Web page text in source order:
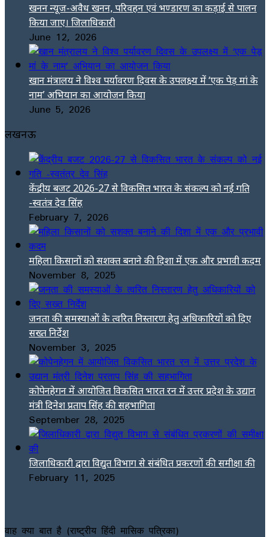
खनन न्यूज-अवैध खनन, परिवहन एवं भण्डारण का कड़ाई से पालन
किया जाए। जिलाधिकारी
June 12, 2026
खान मंत्रालय ने विश्व पर्यावरण दिवस के उपलक्ष्य में ‘एक पेड़ मां के
नाम’ अभियान का आयोजन किया
June 5, 2026
लखनऊ
केंद्रीय बजट 2026-27 से विकसित भारत के संकल्प को नई गति
-स्वतंत्र देव सिंह
February 7, 2026
महिला किसानों को सशक्त बनाने की दिशा में एक और प्रभावी कदम
November 8, 2025
जनता की समस्याओं के त्वरित निस्तारण हेतु अधिकारियों को दिए
सख्त निर्देश
November 3, 2025
कोपेनहेगन में आयोजित विकसित भारत रन में उत्तर प्रदेश के उद्यान
मंत्री दिनेश प्रताप सिंह की सहभागिता
September 28, 2025
जिलाधिकारी द्वारा विद्युत विभाग से संबंधित प्रकरणों की समीक्षा की
February 11, 2025
वाह क्या बात है (राष्ट्रीय हिंदी मासिक पत्रिका)